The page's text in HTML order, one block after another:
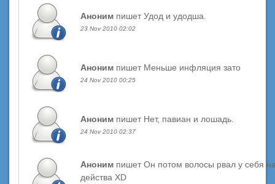
Аноним пишет Удод и удодша.
23 Nov 2010 02:02
Аноним пишет Меньше инфляция зато
24 Nov 2010 00:25
Аноним пишет Нет, павиан и лошадь.
24 Nov 2010 02:37
Аноним пишет Он потом волосы рвал у себя
действа XD